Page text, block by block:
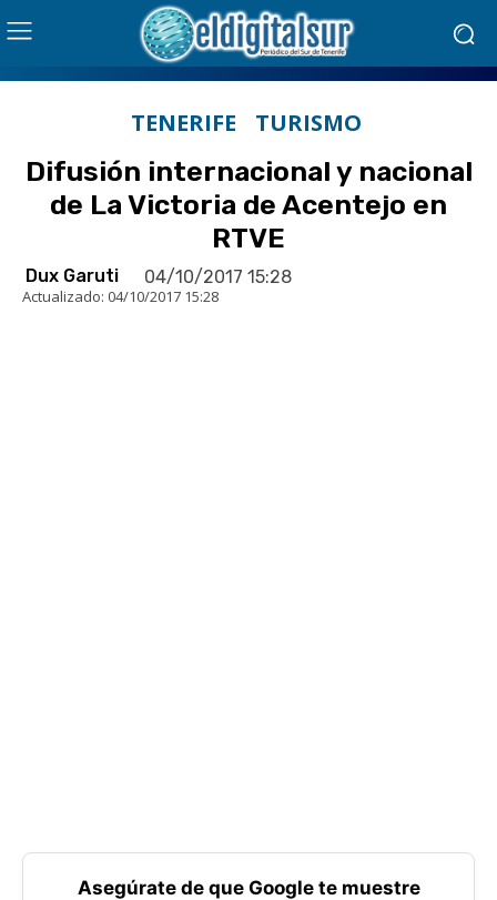
TENERIFE TURISMO
Difusión internacional y nacional
de La Victoria de Acentejo en
RTVE
Dux Garuti 04/10/2017 15:28
Actualizado: 04/10/2017 15:28
Asegúrate de que Google te muestre